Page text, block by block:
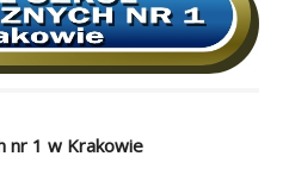
nr 1 w Krakowie